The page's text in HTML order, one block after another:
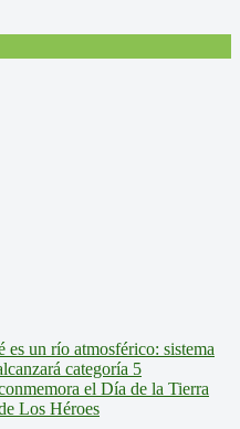
un río atmosférico: sistema
categoría 5
el Día de la Tierra
Los Héroes